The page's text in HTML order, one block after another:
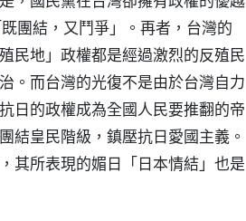
團結，又鬥爭」。再者，台灣的
民地」政權都是經過激烈的反殖民
。而台灣的光復不是由於台灣自力
日的政權成為全國人民要推翻的帝
結皇民階級，鎮壓抗日愛國主義。
其所表現的媚日「日本情結」也是